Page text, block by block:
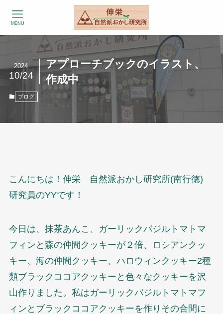
MENU
アプローチブックのイラスト、
作成中
2024
10/24
ブログ
こんにちは！伸栄 自然派おかし研究所(南行徳)
研究員のYYです！
今日は、抹茶あんこ、ガーリックバジルトマトマ
フィンと森の仲間クッキーが２倍、ロシアンクッ
キー、海の仲間クッキー、ハロウィンクッキー2種
類ブラックココアクッキーと色々なクッキーを沢
山作りました。私はガーリックバジルトマトマフ
ィンとブラックココアクッキーを作りその合間に